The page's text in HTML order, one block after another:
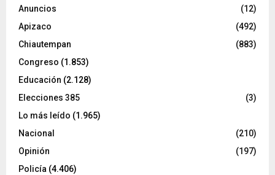
Anuncios
(12)
Apizaco
(492)
Chiautempan
(883)
Congreso (1.853)
Educación (2.128)
Elecciones 385
(3)
Lo más leído (1.965)
Nacional
(210)
Opinión
(197)
Policía (4.406)